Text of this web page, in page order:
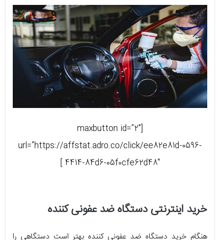
[maxbutton id=”2″
url=”https://affstat.adro.co/click/ee82e81d-0596-
4414-84d6-05f0cfe62d48″ ]
خرید اینترنتی دستگاه ضد عفونی کننده
هنگام خرید دستگاه ضد عفونی کننده بهتر است دستگاهی را